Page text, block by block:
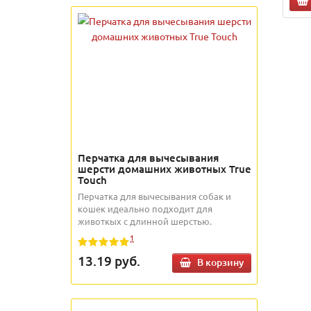
Перчатка для вычесывания
шерсти домашних животных True
Touch
Перчатка для вычесывания собак и
кошек идеально подходит для
животкых с длинной шерстью.
1
13.19 руб. В корзину